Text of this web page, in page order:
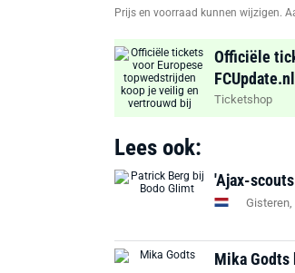
Prijs en voorraad kunnen wijzigen.
Officiële
FCUpdate.nl
Ticketshop
Lees ook:
'Ajax-
Gisteren,
Mika